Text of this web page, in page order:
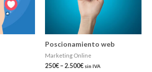
Poscionamiento web
Marketing Online
250€ – 2.500€ sin IVA